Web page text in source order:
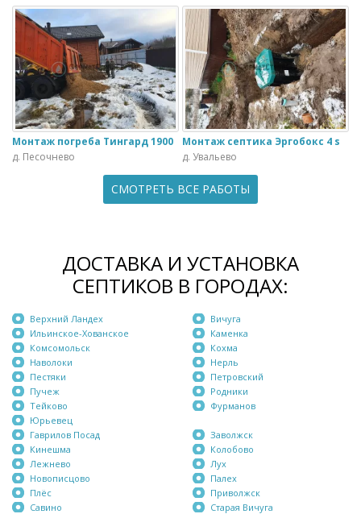
Монтаж погреба Тингард 1900
д. Песочнево
Монтаж септика Эргобокс 4 s
д. Увальево
СМОТРЕТЬ ВСЕ РАБОТЫ
ДОСТАВКА И УСТАНОВКА
СЕПТИКОВ В ГОРОДАХ:
Верхний Ландех
Ильинское-Хованское
Комсомольск
Наволоки
Пестяки
Пучеж
Тейково
Юрьевец
Вичуга
Каменка
Кохма
Нерль
Петровский
Родники
Фурманов
Гаврилов Посад
Кинешма
Лежнево
Новописцово
Плёс
Савино
Заволжск
Колобово
Лух
Палех
Приволжск
Старая Вичуга